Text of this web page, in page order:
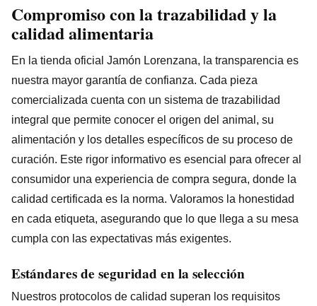
Compromiso con la trazabilidad y la
calidad alimentaria
En la tienda oficial Jamón Lorenzana, la transparencia es
nuestra mayor garantía de confianza. Cada pieza
comercializada cuenta con un sistema de trazabilidad
integral que permite conocer el origen del animal, su
alimentación y los detalles específicos de su proceso de
curación. Este rigor informativo es esencial para ofrecer al
consumidor una experiencia de compra segura, donde la
calidad certificada es la norma. Valoramos la honestidad
en cada etiqueta, asegurando que lo que llega a su mesa
cumpla con las expectativas más exigentes.
Estándares de seguridad en la selección
Nuestros protocolos de calidad superan los requisitos